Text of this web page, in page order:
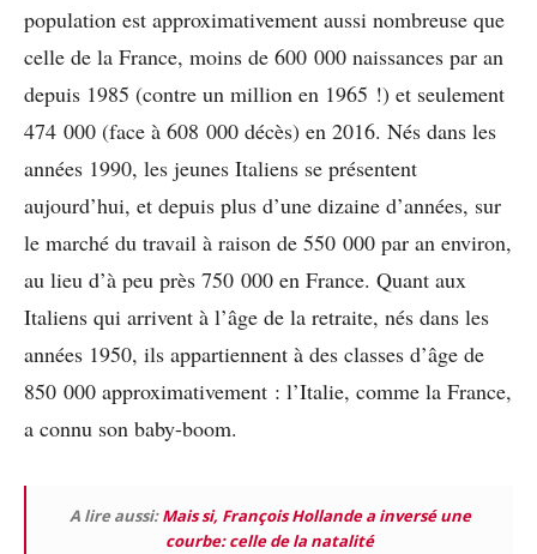
population est approximativement aussi nombreuse que
celle de la France, moins de 600 000 naissances par an
depuis 1985 (contre un million en 1965 !) et seulement
474 000 (face à 608 000 décès) en 2016. Nés dans les
années 1990, les jeunes Italiens se présentent
aujourd’hui, et depuis plus d’une dizaine d’années, sur
le marché du travail à raison de 550 000 par an environ,
au lieu d’à peu près 750 000 en France. Quant aux
Italiens qui arrivent à l’âge de la retraite, nés dans les
années 1950, ils appartiennent à des classes d’âge de
850 000 approximativement : l’Italie, comme la France,
a connu son baby-boom.
A lire aussi:Mais si, François Hollande a inversé une
courbe: celle de la natalité